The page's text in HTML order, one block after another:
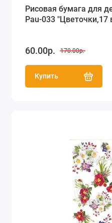
Рисовая бумага для
Pau-033 "Цветочки,17
60.00р. 170.00р.
Купить